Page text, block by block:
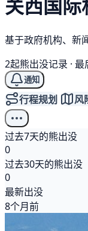
关西国际
基于政府机构、新
2起熊出没记录 · 最
通知
行程规划 风
过去7天的熊出没
0
过去30天的熊出没
0
最新出没
8个月前